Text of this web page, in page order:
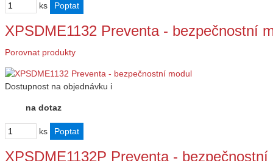
ks
XPSDME1132 Preventa - bezpečnostní
Porovnat produkty
Dostupnost na objednávku i
na dotaz
ks
XPSDME1132P Preventa -